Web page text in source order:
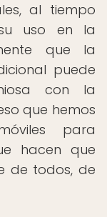
al tiempo
uso en la
que la
puede
con la
que hemos
para
hacen que
de todos, de